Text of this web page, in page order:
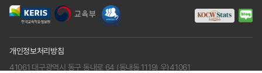
개인정보처리방침
41061 대구광역시 동구 동내로 64 (동내동 1119) 우)41061